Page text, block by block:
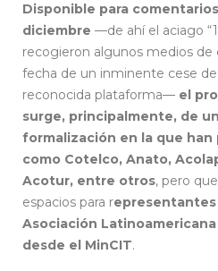
Disponible para
diciembre —de ahí el aciago
recogieron algunos medios
fecha de un inminente cese
reconocida plataforma— el
surge, principalmente, de
formalización en la que
como Cotelco, Anato,
Acotur, entre otros, pero
espacios para representantes
Asociación
desde el MinCIT.